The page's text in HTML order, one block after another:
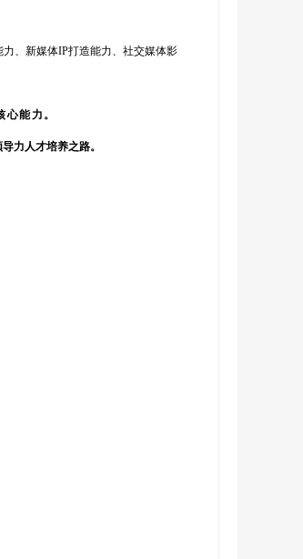
、新媒体IP打造能力、社交媒体影
能力。
力人才培养之路。